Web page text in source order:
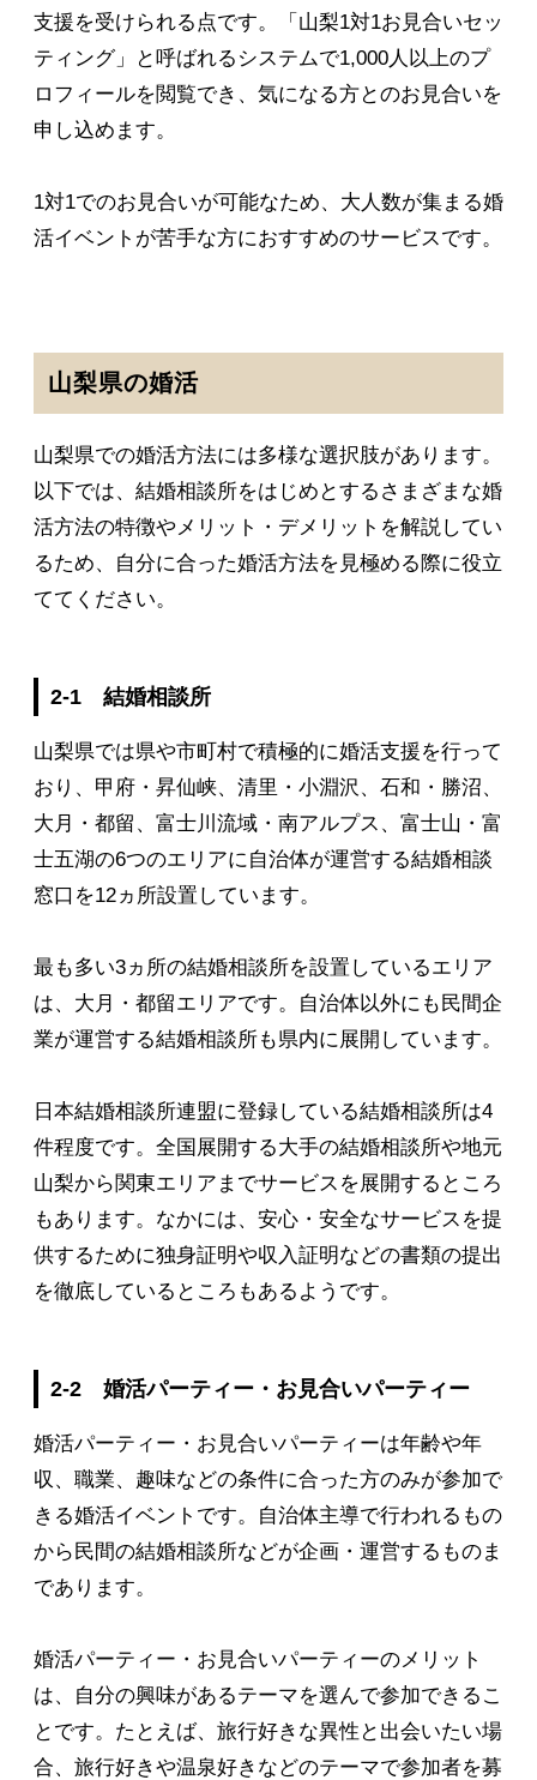
支援を受けられる点です。「山梨1対1お見合いセッ
ティング」と呼ばれるシステムで1,000人以上のプ
ロフィールを閲覧でき、気になる方とのお見合いを
申し込めます。
1対1でのお見合いが可能なため、大人数が集まる婚
活イベントが苦手な方におすすめのサービスです。
山梨県の婚活
山梨県での婚活方法には多様な選択肢があります。
以下では、結婚相談所をはじめとするさまざまな婚
活方法の特徴やメリット・デメリットを解説してい
るため、自分に合った婚活方法を見極める際に役立
ててください。
2-1 結婚相談所
山梨県では県や市町村で積極的に婚活支援を行って
おり、甲府・昇仙峡、清里・小淵沢、石和・勝沼、
大月・都留、富士川流域・南アルプス、富士山・富
士五湖の6つのエリアに自治体が運営する結婚相談
窓口を12ヵ所設置しています。
最も多い3ヵ所の結婚相談所を設置しているエリア
は、大月・都留エリアです。自治体以外にも民間企
業が運営する結婚相談所も県内に展開しています。
日本結婚相談所連盟に登録している結婚相談所は4
件程度です。全国展開する大手の結婚相談所や地元
山梨から関東エリアまでサービスを展開するところ
もあります。なかには、安心・安全なサービスを提
供するために独身証明や収入証明などの書類の提出
を徹底しているところもあるようです。
2-2 婚活パーティー・お見合いパーティー
婚活パーティー・お見合いパーティーは年齢や年
収、職業、趣味などの条件に合った方のみが参加で
きる婚活イベントです。自治体主導で行われるもの
から民間の結婚相談所などが企画・運営するものま
であります。
婚活パーティー・お見合いパーティーのメリット
は、自分の興味があるテーマを選んで参加できるこ
とです。たとえば、旅行好きな異性と出会いたい場
合、旅行好きや温泉好きなどのテーマで参加者を募